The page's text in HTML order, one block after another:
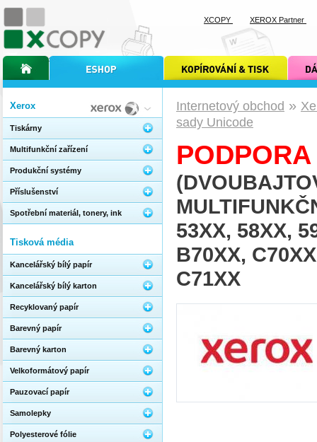
Internetový obchod »
sady Unicode
53XX, 58XX,
B70XX,
C71XX
Xerox
Tiskárny
Multifunkční zařízení
Produkční systémy
Příslušenství
Spotřební materiál, tonery, ink
Tisková média
Kancelářský bílý papír
Kancelářský bílý karton
Recyklovaný papír
Barevný papír
Barevný karton
Velkoformátový papír
Pauzovací papír
Samolepky
Polyesterové fólie
úvodní stránka xcopyinternetový obchod xcopy kopírování a tisk xcopy dárkové
XCOPY XEROX Partner